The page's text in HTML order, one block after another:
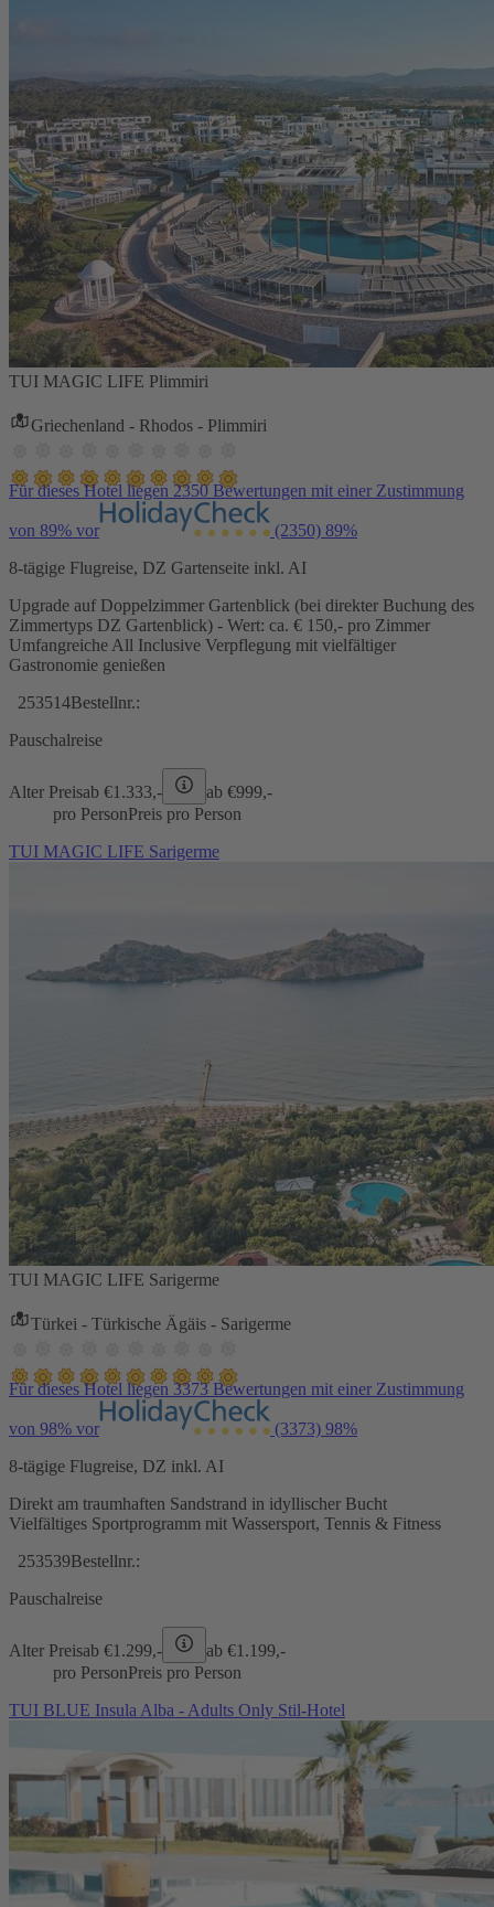
TUI MAGIC LIFE Plimmiri
Griechenland - Rhodos - Plimmiri
Für dieses Hotel liegen 2350 Bewertungen mit einer Zustimmung
von 89% vor (2350) 89%
8-tägige Flugreise, DZ Gartenseite inkl. AI
Upgrade auf Doppelzimmer Gartenblick (bei direkter Buchung des
Zimmertyps DZ Gartenblick) - Wert: ca. € 150,- pro Zimmer
Umfangreiche All Inclusive Verpflegung mit vielfältiger
Gastronomie genießen
253514Bestellnr.:
Pauschalreise
Alter Preisab €1.333,- ab €999,-
pro PersonPreis pro Person
TUI MAGIC LIFE Sarigerme
TUI MAGIC LIFE Sarigerme
Türkei - Türkische Ägäis - Sarigerme
Für dieses Hotel liegen 3373 Bewertungen mit einer Zustimmung
von 98% vor (3373) 98%
8-tägige Flugreise, DZ inkl. AI
Direkt am traumhaften Sandstrand in idyllischer Bucht
Vielfältiges Sportprogramm mit Wassersport, Tennis & Fitness
253539Bestellnr.:
Pauschalreise
Alter Preisab €1.299,- ab €1.199,-
pro PersonPreis pro Person
TUI BLUE Insula Alba - Adults Only Stil-Hotel